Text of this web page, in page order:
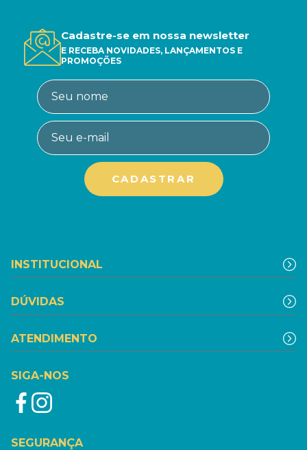
Cadastre-se em nossa newsletter
E RECEBA NOVIDADES, LANÇAMENTOS E
PROMOÇÕES
INSTITUCIONAL
DÚVIDAS
ATENDIMENTO
SIGA-NOS
SEGURANÇA